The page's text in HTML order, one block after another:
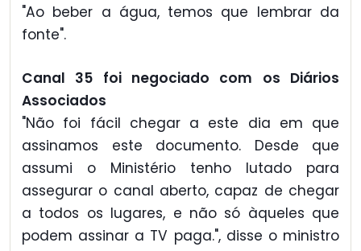
"Ao beber a água, temos que lembrar da
fonte".
Canal 35 foi negociado com os Diários
Associados
"Não foi fácil chegar a este dia em que
assinamos este documento. Desde que
assumi o Ministério tenho lutado para
assegurar o canal aberto, capaz de chegar
a todos os lugares, e não só àqueles que
podem assinar a TV paga.", disse o ministro